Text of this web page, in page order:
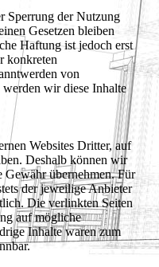
Sperrung der Nutzung
Gesetzen bleiben
Haftung ist jedoch erst
konkreten
von
werden wir diese Inhalte
Websites Dritter, auf
Deshalb können wir
Gewähr übernehmen. Für
der jeweilige Anbieter
Die verlinkten Seiten
auf mögliche
Inhalte waren zum